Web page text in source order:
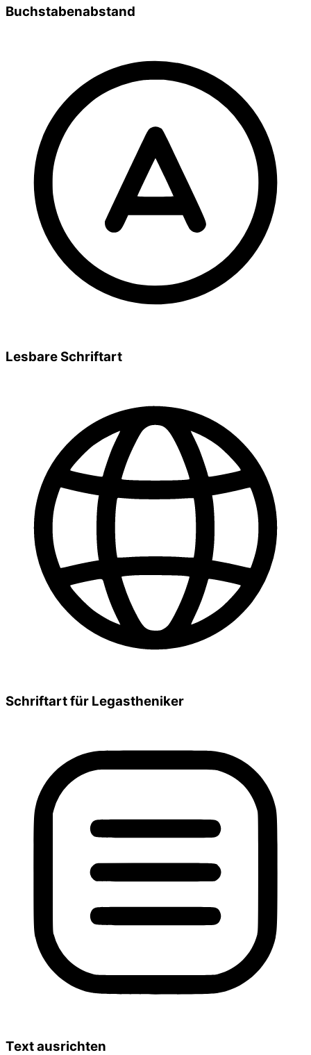
Buchstabenabstand
Lesbare Schriftart
Schriftart für Legastheniker
Text ausrichten